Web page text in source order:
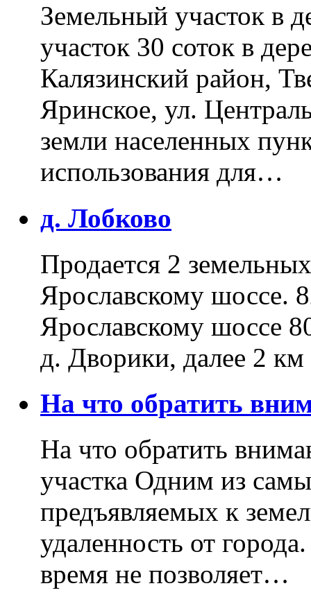
Земельный участок в
участок 30 соток в
Калязинский район,
Яринское, ул.
земли населенных
использования для…
д. Лобково
Продается 2
Ярославскому
Ярославскому шоссе
д. Дворики, далее 2
На что обратить
На что обратить
участка Одним из
предъявляемых к
удаленность от
время не позволяет…